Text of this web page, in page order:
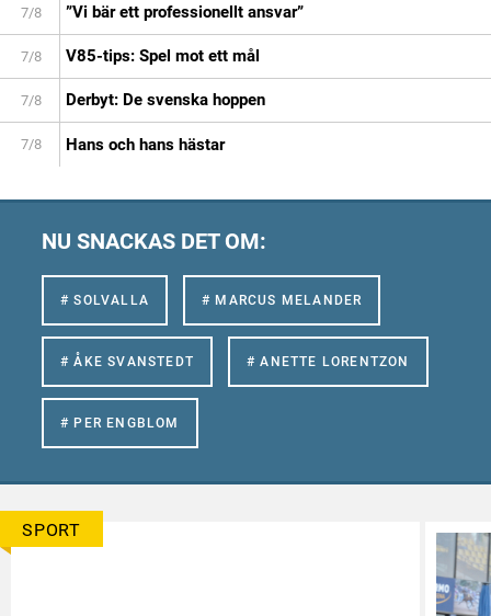
7/8 ”Vi bär ett professionellt ansvar”
7/8 V85-tips: Spel mot ett mål
7/8 Derbyt: De svenska hoppen
7/8 Hans och hans hästar
NU SNACKAS DET OM:
# SOLVALLA # MARCUS MELANDER
# ÅKE SVANSTEDT # ANETTE LORENTZON
# PER ENGBLOM
SPORT